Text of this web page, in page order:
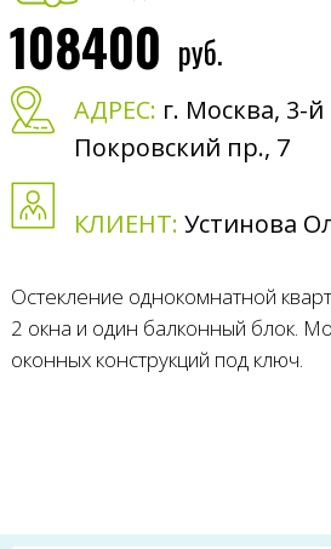
АДРЕС: г. Москва, 3-й
Покровский пр., 7
КЛИЕНТ: Устинова
Остекление однокомнатной
2 окна и один балконный блок.
оконных конструкций под ключ.
108400 руб.